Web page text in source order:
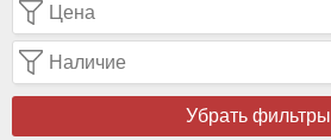
Цена
Наличие
Убрать фильтры